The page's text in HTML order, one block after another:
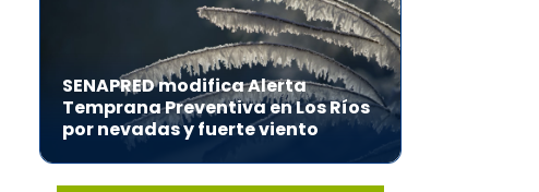
SENAPRED modifica Alerta
Temprana Preventiva en Los Ríos
por nevadas y fuerte viento